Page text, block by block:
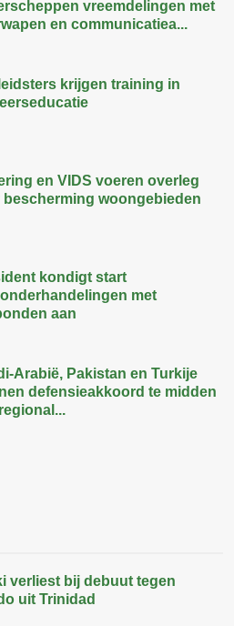
vreemdelingen met
en communicatiea...
krijgen training in
en VIDS voeren overleg
bescherming woongebieden
kondigt start
met
aan
Arabië, Pakistan en Turkije
defensieakkoord te midden
verliest bij debuut tegen
uit Trinidad